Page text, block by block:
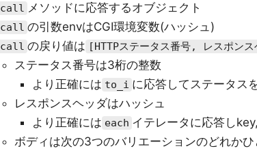
call メソッドに応答するオブジェクト
call の引数envはCGI環境変数(ハッシュ)
call の戻り値は [HTTPステータス番号, レスポン
ステータス番号は3桁の整数
より正確には to_i に応答してステータス
レスポンスヘッダはハッシュ
より正確には each イテレータに応答し
ボディは次の3つのバリエーションのどれかひ